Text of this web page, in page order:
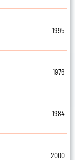
1995
1976
1984
2000